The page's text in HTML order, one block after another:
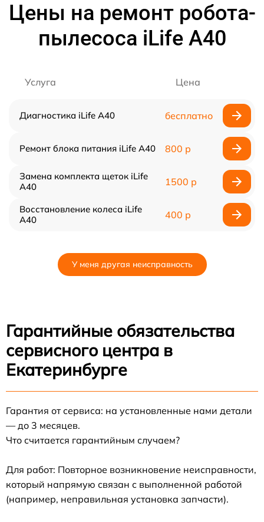
Цены на ремонт робота-
пылесоса iLife A40
Услуга Цена
Диагностика iLife A40 бесплатно
Ремонт блока питания iLife A40 800 р
Замена комплекта щеток iLife
A40
1500 р
Восстановление колеса iLife
A40
400 р
У меня другая неисправность
Гарантийные обязательства
сервисного центра в
Екатеринбурге
Гарантия от сервиса: на установленные нами детали
— до 3 месяцев.
Что считается гарантийным случаем?
Для работ: Повторное возникновение неисправности,
который напрямую связан с выполненной работой
(например, неправильная установка запчасти).